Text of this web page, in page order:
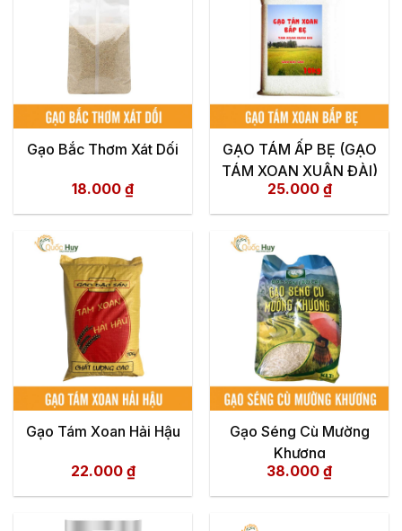
Gạo Bắc Thơm Xát Dối
18.000 ₫
GẠO TÁM ẤP BẸ (GẠO
TÁM XOAN XUÂN ĐÀI)
25.000 ₫
Gạo Tám Xoan Hải Hậu
22.000 ₫
Gạo Séng Cù Mường
Khương
38.000 ₫